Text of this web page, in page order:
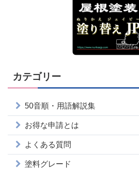
カテゴリー
50音順・用語解説集
お得な申請とは
よくある質問
塗料グレード